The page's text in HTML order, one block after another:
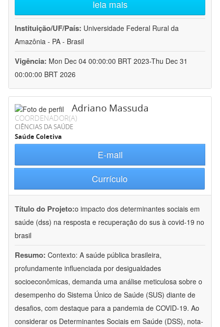
leia mais
Instituição/UF/País: Universidade Federal Rural da
Amazônia - PA - Brasil
Vigência: Mon Dec 04 00:00:00 BRT 2023-Thu Dec 31
00:00:00 BRT 2026
Adriano Massuda
COORDENADOR(A)
CIÊNCIAS DA SAÚDE
Saúde Coletiva
E-mail
Currículo
Título do Projeto:o impacto dos determinantes sociais em
saúde (dss) na resposta e recuperação do sus à covid-19 no
brasil
Resumo: Contexto: A saúde pública brasileira,
profundamente influenciada por desigualdades
socioeconômicas, demanda uma análise meticulosa sobre o
desempenho do Sistema Único de Saúde (SUS) diante de
desafios, com destaque para a pandemia de COVID-19. Ao
considerar os Determinantes Sociais em Saúde (DSS), nota-